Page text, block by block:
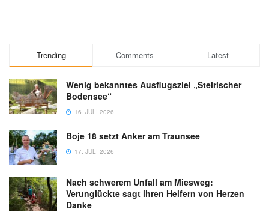
Trending Comments Latest
Wenig bekanntes Ausflugsziel „Steirischer
Bodensee“
16. JULI 2026
Boje 18 setzt Anker am Traunsee
17. JULI 2026
Nach schwerem Unfall am Miesweg:
Verunglückte sagt ihren Helfern von Herzen
Danke